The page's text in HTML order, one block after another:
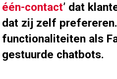
één-contact’ dat
dat zij zelf
functionaliteiten als
gestuurde chatbots.